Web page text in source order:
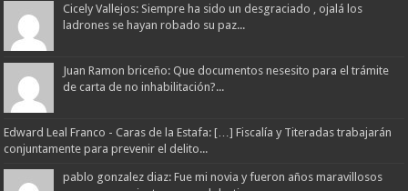
Cicely Vallejos: Siempre ha sido un desgraciado , ojalá los
ladrones se hayan robado su paz...
Juan Ramon briceño: Que documentos nesesito para el trámite
de carta de no inhabilitación?...
Edward Leal Franco - Caras de la Estafa: […] Fiscalía y Titeradas trabajarán
conjuntamente para prevenir el delito...
pablo gonzalez diaz: Fue mi novia y fueron años maravillosos